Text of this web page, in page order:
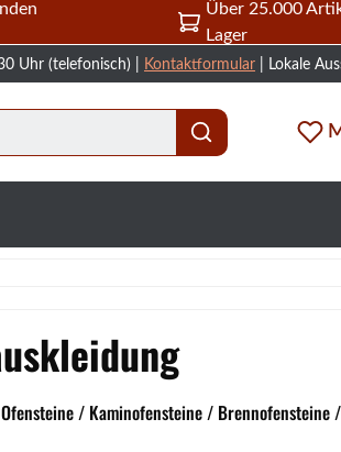
Über 25.000
Lager
Uhr (telefonisch) | Kontaktformular | Lokale
/ Kaminofensteine / Brennofensteine